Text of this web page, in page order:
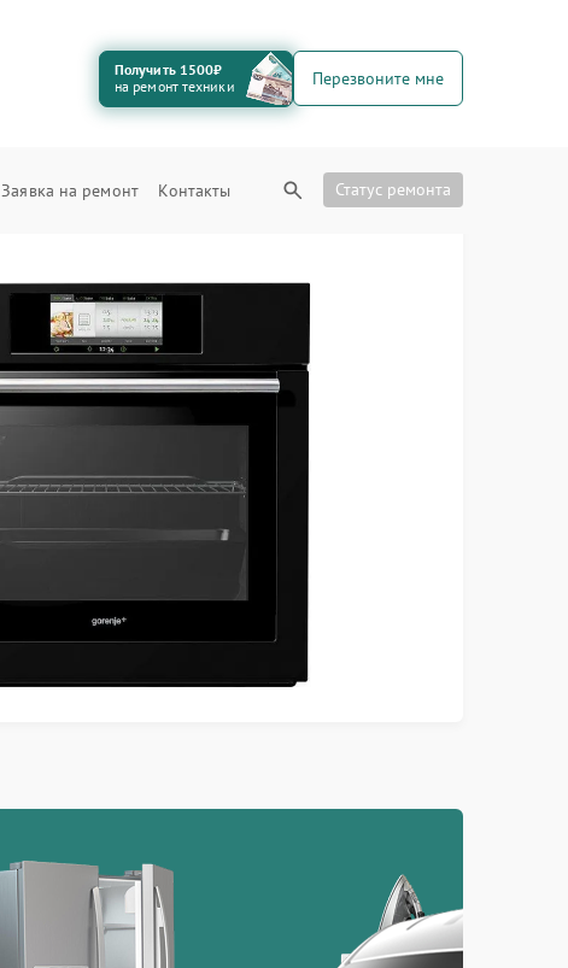
Получить 1500₽
на ремонт техники
Перезвоните мне
Заявка на ремонт Контакты Статус ремонта